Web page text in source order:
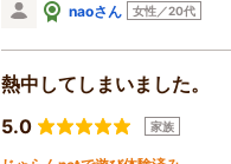
naoさん 女性／20代
熱中してしまいました。
5.0
家族